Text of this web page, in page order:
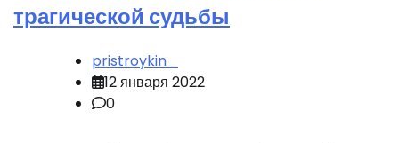
трагической судьбы
pristroykin_
12 января 2022
0